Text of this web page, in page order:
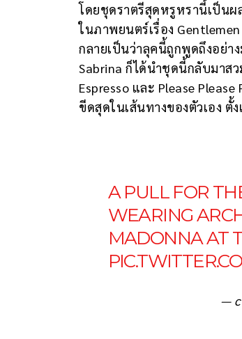
โดยชุดราตรีสุดหรูหรานี้เป็นผ
ในภาพยนตร์เรื่อง
กลายเป็นว่าลุคนี้ถูกพูดถึงอย่า
Sabrina ก็ได้นำชุดนี้กลับมาสว
Espresso และ Please
ขีดสุดในเส้นทางของตัวเอง ตั้
A PULL FOR
WEARING
MADONNA AT
—